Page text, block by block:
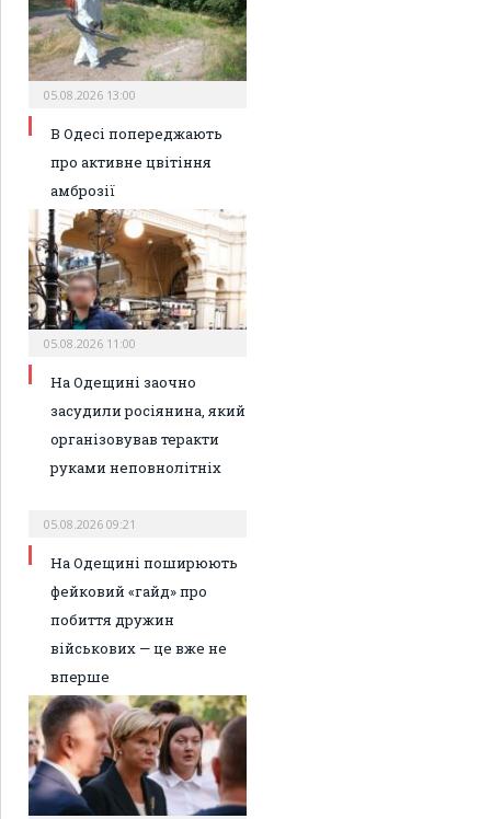
05.08.2026 13:00
В Одесі попереджають
про активне цвітіння
амброзії
05.08.2026 11:00
На Одещині заочно
засудили росіянина, який
організовував теракти
руками неповнолітніх
05.08.2026 09:21
На Одещині поширюють
фейковий «гайд» про
побиття дружин
військових — це вже не
вперше